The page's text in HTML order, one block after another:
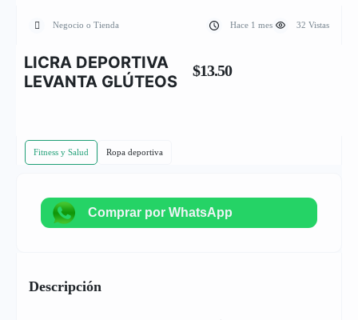
Negocio o Tienda Hace 1 mes 32 Vistas
LICRA DEPORTIVA
LEVANTA GLÚTEOS
$13.50
Fitness y Salud Ropa deportiva
Comprar por WhatsApp
Descripción